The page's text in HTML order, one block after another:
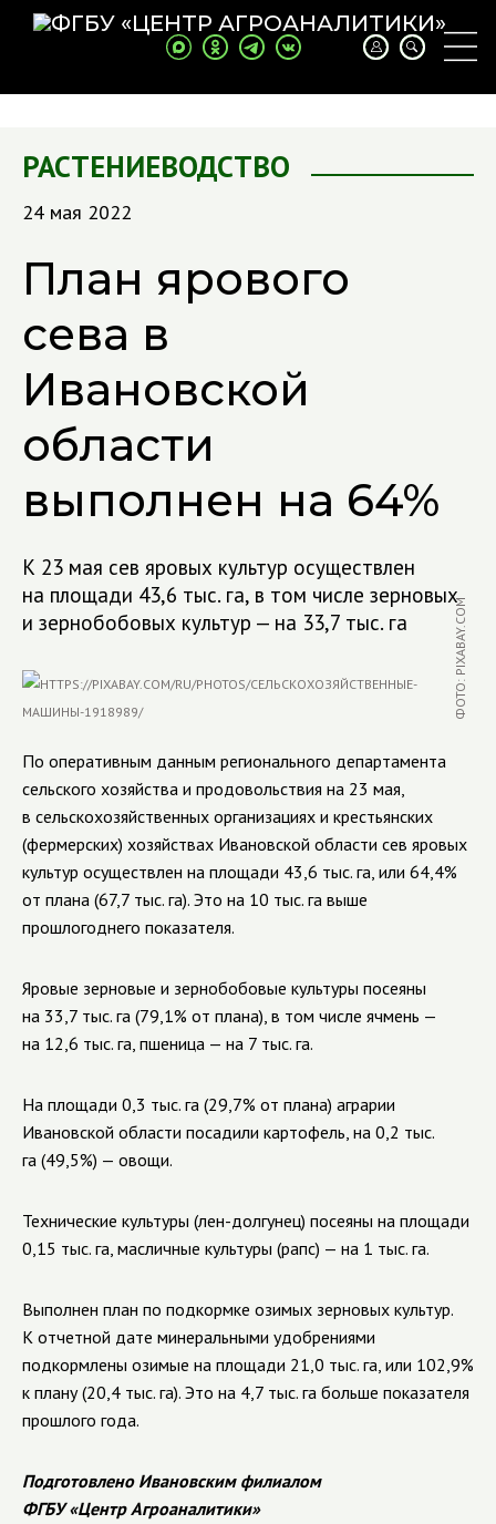
РАСТЕНИЕВОДСТВО
24 мая 2022
План ярового
сева в
Ивановской
области
выполнен на 64%
К 23 мая сев яровых культур осуществлен
на площади 43,6 тыс. га, в том числе зерновых
и зернобобовых культур — на 33,7 тыс. га
ФОТО: PIXABAY.COM
По оперативным данным регионального департамента
сельского хозяйства и продовольствия на 23 мая,
в сельскохозяйственных организациях и крестьянских
(фермерских) хозяйствах Ивановской области сев яровых
культур осуществлен на площади 43,6 тыс. га, или 64,4%
от плана (67,7 тыс. га). Это на 10 тыс. га выше
прошлогоднего показателя.
Яровые зерновые и зернобобовые культуры посеяны
на 33,7 тыс. га (79,1% от плана), в том числе ячмень —
на 12,6 тыс. га, пшеница — на 7 тыс. га.
На площади 0,3 тыс. га (29,7% от плана) аграрии
Ивановской области посадили картофель, на 0,2 тыс.
га (49,5%) — овощи.
Технические культуры (лен-долгунец) посеяны на площади
0,15 тыс. га, масличные культуры (рапс) — на 1 тыс. га.
Выполнен план по подкормке озимых зерновых культур.
К отчетной дате минеральными удобрениями
подкормлены озимые на площади 21,0 тыс. га, или 102,9%
к плану (20,4 тыс. га). Это на 4,7 тыс. га больше показателя
прошлого года.
Подготовлено Ивановским филиалом
ФГБУ «Центр Агроаналитики»